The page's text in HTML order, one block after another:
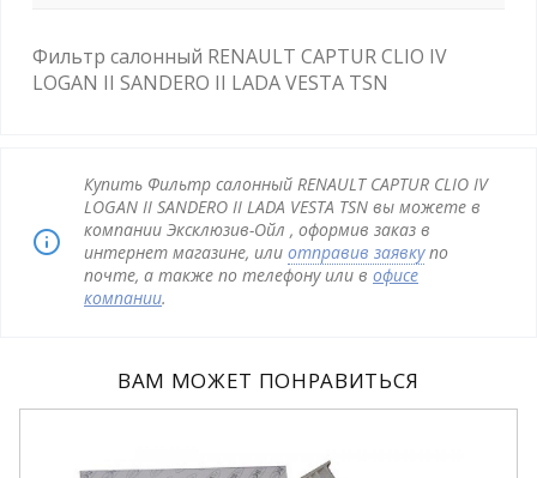
Фильтр салонный RENAULT CAPTUR CLIO IV
LOGAN II SANDERO II LADA VESTA TSN
Купить Фильтр салонный RENAULT CAPTUR CLIO IV
LOGAN II SANDERO II LADA VESTA TSN вы можете в
компании Эксклюзив-Ойл , оформив заказ в
интернет магазине, или отправив заявкупо
почте, а также по телефону или в офисе
компании.
ВАМ МОЖЕТ ПОНРАВИТЬСЯ